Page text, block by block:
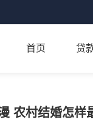
首页 贷
农村结婚怎样